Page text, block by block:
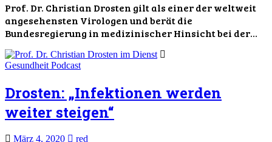
Prof. Dr. Christian Drosten gilt als einer der weltweit
angesehensten Virologen und berät die
Bundesregierung in medizinischer Hinsicht bei der…
Gesundheit Podcast
Drosten: „Infektionen werden
weiter steigen“
März 4, 2020 red